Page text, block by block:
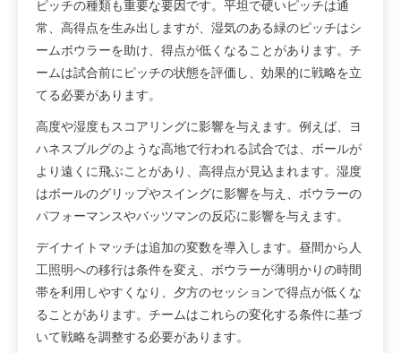
ピッチの種類も重要な要因です。平坦で硬いピッチは通
常、高得点を生み出しますが、湿気のある緑のピッチはシ
ームボウラーを助け、得点が低くなることがあります。チ
ームは試合前にピッチの状態を評価し、効果的に戦略を立
てる必要があります。
高度や湿度もスコアリングに影響を与えます。例えば、ヨ
ハネスブルグのような高地で行われる試合では、ボールが
より遠くに飛ぶことがあり、高得点が見込まれます。湿度
はボールのグリップやスイングに影響を与え、ボウラーの
パフォーマンスやバッツマンの反応に影響を与えます。
デイナイトマッチは追加の変数を導入します。昼間から人
工照明への移行は条件を変え、ボウラーが薄明かりの時間
帯を利用しやすくなり、夕方のセッションで得点が低くな
ることがあります。チームはこれらの変化する条件に基づ
いて戦略を調整する必要があります。